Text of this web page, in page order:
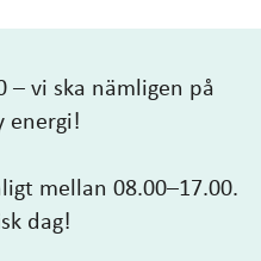
– vi ska nämligen på
energi!
mellan 08.00–17.00.
dag!